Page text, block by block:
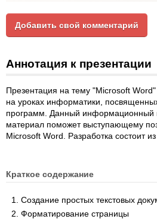
Добавить свой комментарий
Аннотация к презентации
Презентация на тему "Microsoft
на уроках информатики,
программ. Данный информационный
материал поможет выступающему
Microsoft Word. Разработка состоит
Краткое содержание
Создание простых текстовых
Форматирование страницы